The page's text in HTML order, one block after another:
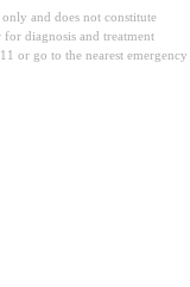
and does not constitute
diagnosis and treatment
or go to the nearest emergency